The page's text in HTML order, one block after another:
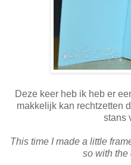
Deze keer heb ik heb er
makkelijk kan rechtzetten
stans
This time I made a little
so with the